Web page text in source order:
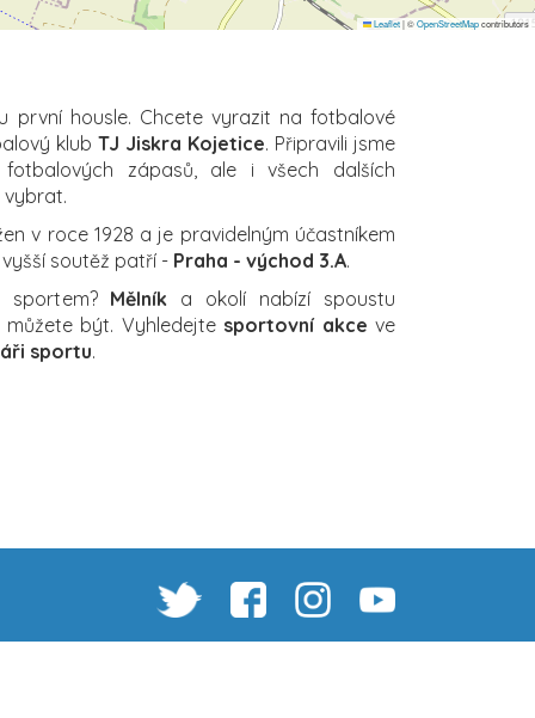
Leaflet|©OpenStreetMapcontributors
první housle. Chcete vyrazit na fotbalové
klub TJ Jiskra Kojetice. Připravili jsme
zápasů, ale i všech dalších
vybrat.
v roce 1928 a je pravidelným účastníkem
soutěž patří - Praha - východ 3.A.
Mělník a okolí nabízí spoustu
být. Vyhledejte sportovní akce ve
sportu.